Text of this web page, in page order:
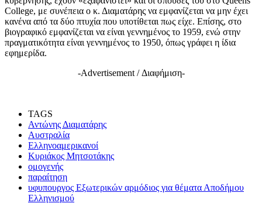
College, με συνέπεια ο κ. Διαματάρης να εμφανίζεται να μην έχει
κανένα από τα δύο πτυχία που υποτίθεται πως είχε. Επίσης, στο
βιογραφικό εμφανίζεται να είναι γεννημένος το 1959, ενώ στην
πραγματικότητα είναι γεννημένος το 1950, όπως γράφει η ίδια
εφημερίδα.
-Advertisement / Διαφήμιση-
TAGS
Αντώνης Διαματάρης
Αυστραλία
Ελληνοαμερικανοί
Κυριάκος Μητσοτάκης
ομογενής
παραίτηση
υφυπουργος Εξωτερικών αρμόδιος για θέματα Αποδήμου
Ελληνισμού